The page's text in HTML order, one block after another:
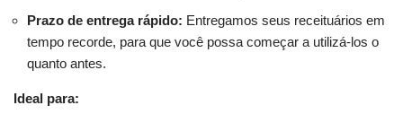
Prazo de entrega rápido: Entregamos seus receituários em
tempo recorde, para que você possa começar a utilizá-los o
quanto antes.
Ideal para: